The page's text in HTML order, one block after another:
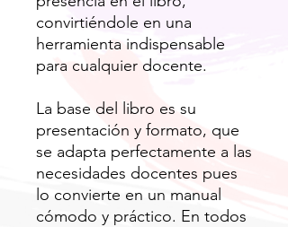
convirtiéndole en una
herramienta indispensable
para cualquier docente.
La base del libro es su
presentación y formato, que
se adapta perfectamente a las
necesidades docentes pues
lo convierte en un manual
cómodo y práctico. En todos